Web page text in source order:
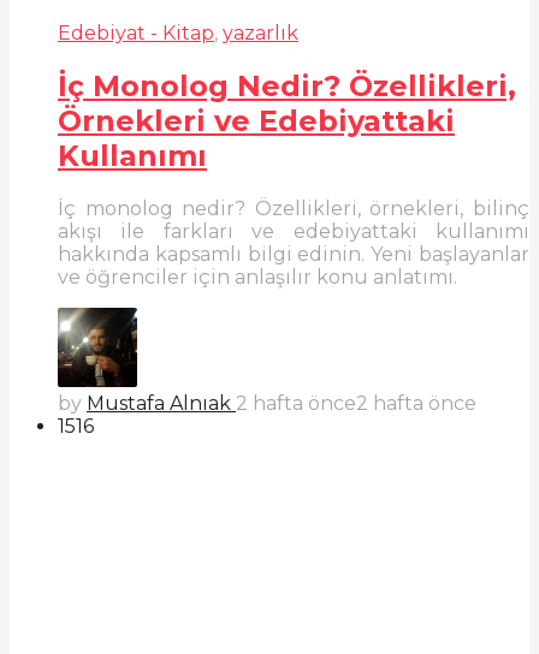
Edebiyat - Kitap, yazarlık
İç Monolog Nedir? Özellikleri,
Örnekleri ve Edebiyattaki
Kullanımı
İç monolog nedir? Özellikleri, örnekleri, bilinç
akışı ile farkları ve edebiyattaki kullanımı
hakkında kapsamlı bilgi edinin. Yeni başlayanlar
ve öğrenciler için anlaşılır konu anlatımı.
by Mustafa Alnıak 2 hafta önce2 hafta önce
1516